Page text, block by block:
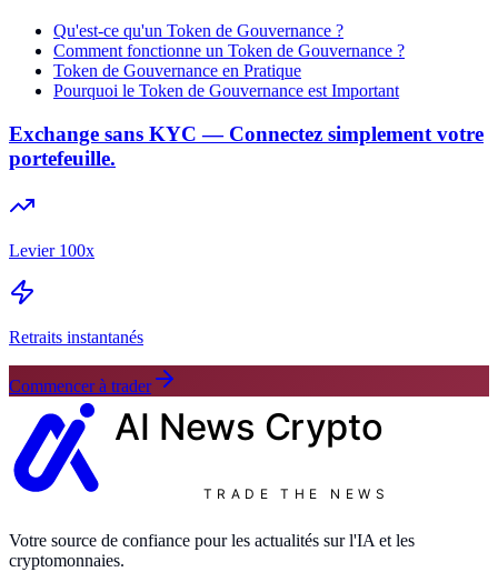
Qu'est-ce qu'un Token de Gouvernance ?
Comment fonctionne un Token de Gouvernance ?
Token de Gouvernance en Pratique
Pourquoi le Token de Gouvernance est Important
Exchange sans KYC — Connectez simplement votre
portefeuille.
Levier 100x
Retraits instantanés
Commencer à trader
AI News Crypto
TRADE THE NEWS
Votre source de confiance pour les actualités sur l'IA et les
cryptomonnaies.